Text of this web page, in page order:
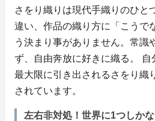
さをり織りは現代手織りのひと
違い、作品の織り方に「こうで
う決まり事がありません。常識
ず、自由奔放に好きに織る。
最大限に引き出されるさをり織
されています。
左右非対処！世界に1つしか